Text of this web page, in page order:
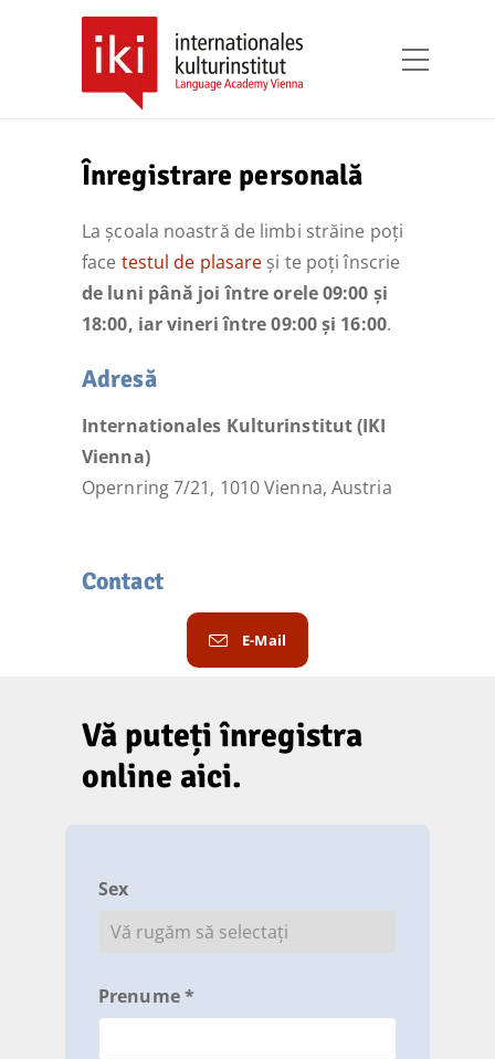
Înregistrare personală
La școala noastră de limbi străine poți
face testul de plasare și te poți înscrie
de luni până joi între orele 09:00 și
18:00, iar vineri între 09:00 și 16:00.
Adresă
Internationales Kulturinstitut (IKI
Vienna)
Opernring 7/21, 1010 Vienna, Austria
Contact
E-Mail
Vă puteți înregistra
online aici.
Sex
Prenume *